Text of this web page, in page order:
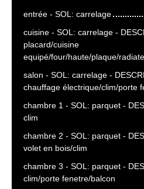
entrée - SOL: carrelage
cuisine - SOL: carrelage -
placard/cuisine
equipé/four/haute/plaque/
salon - SOL: carrelage -
chauffage électrique/clim/porte
chambre 1 - SOL: parquet -
clim
chambre 2 - SOL: parquet -
volet en bois/clim
chambre 3 - SOL: parquet -
clim/porte fenetre/balcon